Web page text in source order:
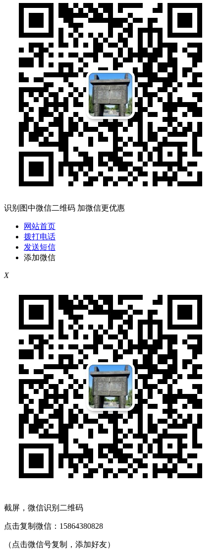
识别图中微信二维码 加微信更优惠
网站首页
拨打电话
发送短信
添加微信
X
截屏，微信识别二维码
点击复制微信：15864380828
（点击微信号复制，添加好友）